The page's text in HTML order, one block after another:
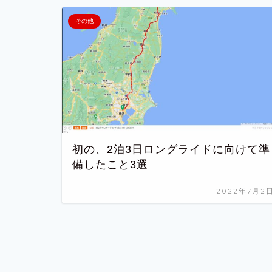
その他
初の、2泊3日ロングライドに向けて準
備したこと3選
2022年7月2